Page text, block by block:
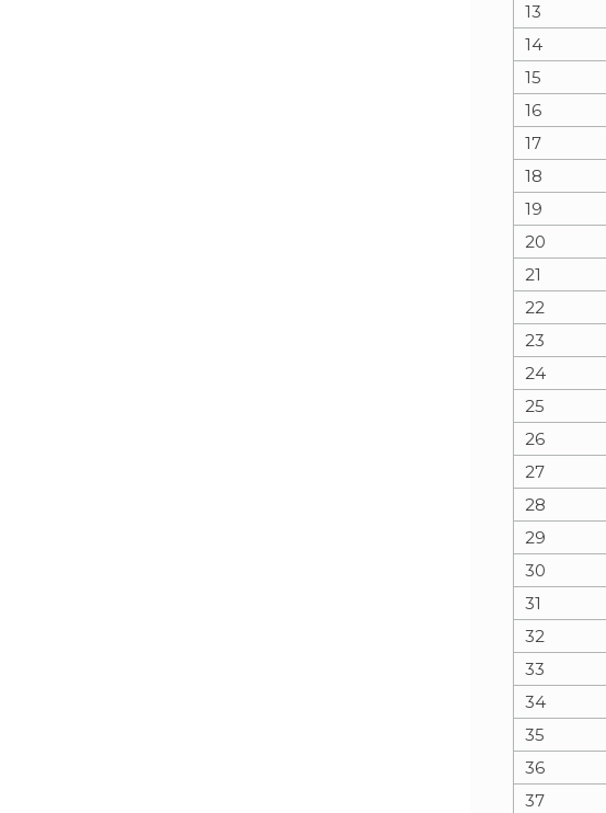
13
14
15
16
17
18
19
20
21
22
23
24
25
26
27
28
29
30
31
32
33
34
35
36
37